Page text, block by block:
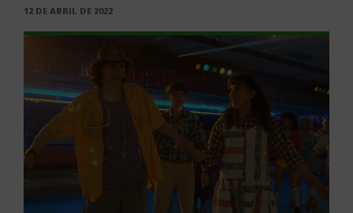
PUBLICADO
12 DE ABRIL DE 2022